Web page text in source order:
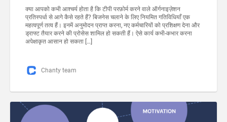
क्या आपको कभी आश्चर्य होता है कि टीपी परफ़ोर्म करने वाले ऑर्गनाइज़ेशन
प्रतिस्पर्धा से आगे कैसे रहते हैं? बिजनेस चलाने के लिए नियमित गतिविधियाँ एक
महत्वपूर्ण तत्व हैं। इनमें अनुमोदन प्राप्त करना, नए कर्मचारियों को प्रशिक्षण देना और
ड्राफ्ट तैयार करने की प्रोसेस शामिल हो सकती हैं। ऐसे कार्य कभी-कभार करना
अपेक्षाकृत आसान हो सकता […]
Chanty team